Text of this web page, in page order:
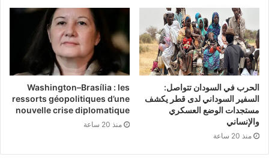
مصالح مستمر.
ثالثًا: التنافس الدولي على إفريقيا
في السنوات الأخيرة، زاد اهتمام الصين بإفريقيا من
خلال الاستثمار في الطرق والموانئ والمشاريع
الاقتصادية، وهو ما لقي قبولًا لدى العديد من الدول
الإفريقية التي تبحث عن شركاء جدد.
الحرب في السودان تتواصل:
السفير السوداني لدى قطر يكشف
مستجدات الوضع العسكري
والإنساني
منذ 20 ساعة
Washington–Brasília : les
ressorts géopolitiques d’une
nouvelle crise diplomatique
منذ 20 ساعة